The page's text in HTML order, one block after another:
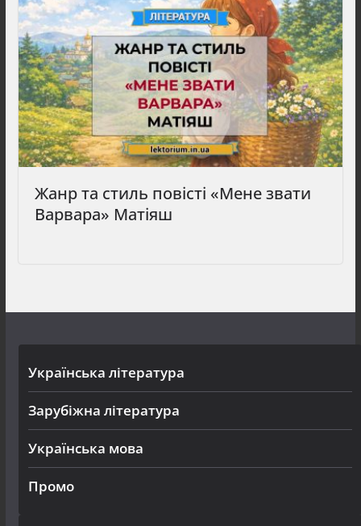
Жанр та стиль повісті «Мене звати
Варвара» Матіяш
Українська література
Зарубіжна література
Українська мова
Промо